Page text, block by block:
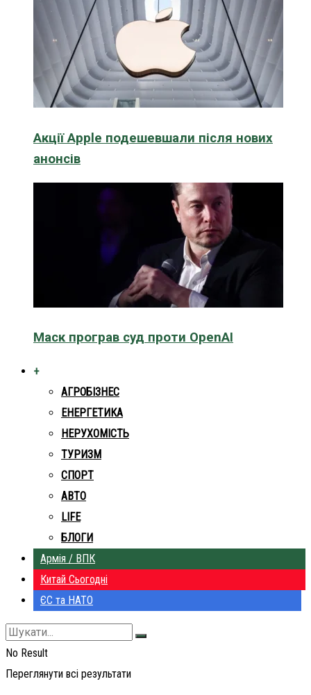
Акції Apple подешевшали після нових
анонсів
Маск програв суд проти OpenAI
+
АГРОБІЗНЕС
ЕНЕРГЕТИКА
НЕРУХОМІСТЬ
ТУРИЗМ
СПОРТ
АВТО
LIFE
БЛОГИ
Армія / ВПК
Китай Сьогодні
ЄС та НАТО
No Result
Переглянути всі результати